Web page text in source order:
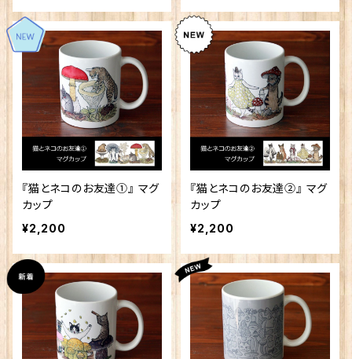
『猫とネコのお友達①』 マグ
カップ
¥2,200
『猫とネコのお友達②』 マグ
カップ
¥2,200